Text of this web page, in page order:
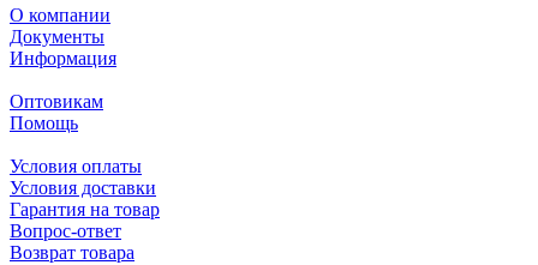
О компании
Документы
Информация
Оптовикам
Помощь
Условия оплаты
Условия доставки
Гарантия на товар
Вопрос-ответ
Возврат товара